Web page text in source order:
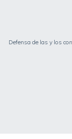
Defensa de las y los